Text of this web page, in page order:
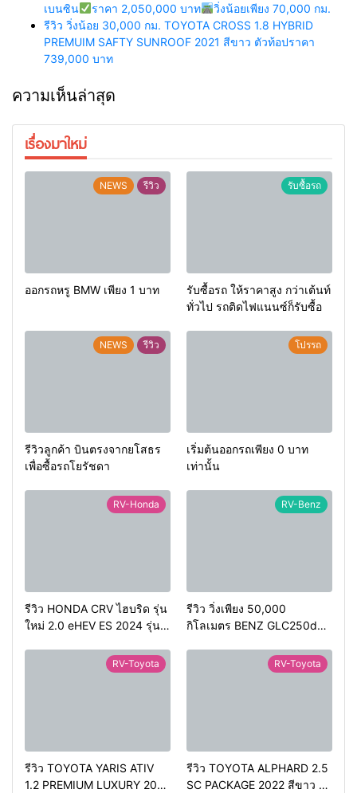
เบนซิน
ราคา 2,050,000 บาท
วิ่งน้อยเพียง 70,000 กม.
รีวิว วิ่งน้อย 30,000 กม. TOYOTA CROSS 1.8 HYBRID
PREMUIM SAFTY SUNROOF 2021 สีขาว ตัวท้อปราคา
739,000 บาท
ความเห็นล่าสุด
เรื่องมาใหม่
NEWS รีวิว
ออกรถหรู BMW เพียง 1 บาท
รับซื้อรถ
รับซื้อรถ ให้ราคาสูง กว่าเต้นท์
ทั่วไป รถติดไฟแนนซ์ก็รับซื้อ
NEWS รีวิว
รีวิวลูกค้า บินตรงจากยโสธร
เพื่อซื้อรถโยรัชดา
โปรรถ
เริ่มต้นออกรถเพียง 0 บาท
เท่านั้น
RV-Honda
รีวิว HONDA CRV ไฮบริด รุ่น
ใหม่ 2.0 eHEV ES 2024 รุ่น
RV-Benz
รีวิว วิ่งเพียง 50,000
กิโลเมตร BENZ GLC250d
เดียว ดีเซล สวยหายาก ทรง
RV-Toyota
รีวิว TOYOTA YARIS ATIV
1.2 PREMIUM LUXURY 2024
RV-Toyota
รีวิว TOYOTA ALPHARD 2.5
SC PACKAGE 2022 สีขาว ท้อ